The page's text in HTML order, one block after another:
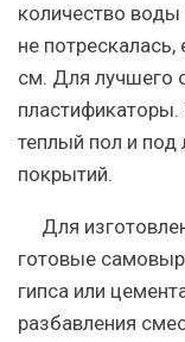
количество
не
см. Для лучшего
теплый пол и
покрытий.
Для
готовые
гипса или
разбавления